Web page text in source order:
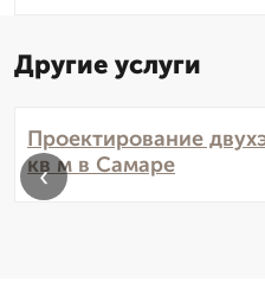
Другие услуги
Проектирование
кв м в Самаре
‹